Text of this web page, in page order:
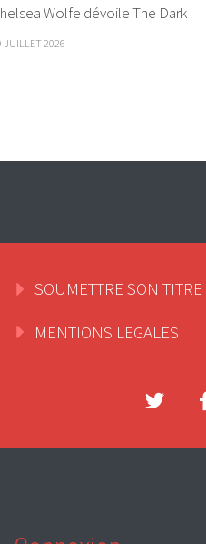
Wolfe dévoile The Dark
JUILLET 2026
SOUMETTRE SON TITRE
MENTIONS LEGALES